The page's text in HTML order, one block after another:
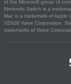
of the Microsoft group of
Nintendo Switch is a
Mac is a trademark of Apple
©2026 Valve Corporation.
trademarks of Valve